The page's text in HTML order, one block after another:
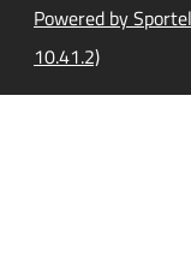
Powered by
10.41.2)